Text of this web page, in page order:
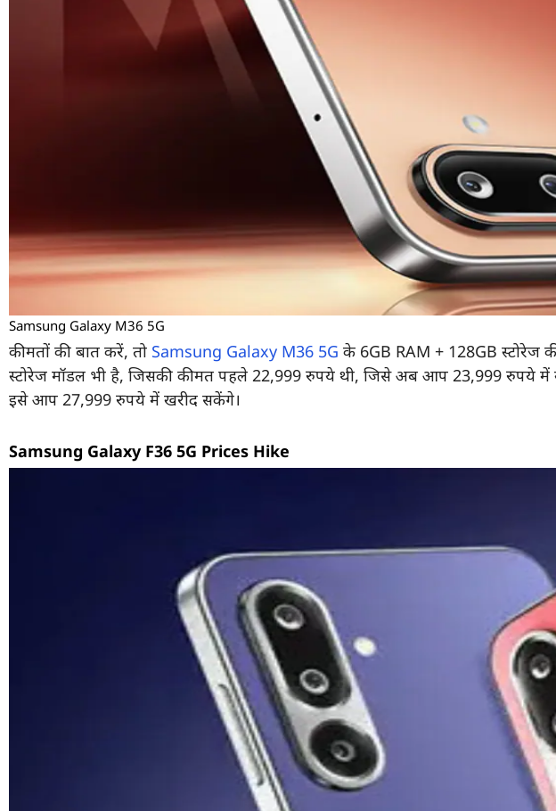
Samsung Galaxy M36 5G
कीमतों की बात करें, तो Samsung Galaxy M36 5G के 6GB RAM + 128GB स्टोरेज
स्टोरेज मॉडल भी है, जिसकी कीमत पहले 22,999 रुपये थी, जिसे अब आप 23,999 रुपये
इसे आप 27,999 रुपये में खरीद सकेंगे।
Samsung Galaxy F36 5G Prices Hike